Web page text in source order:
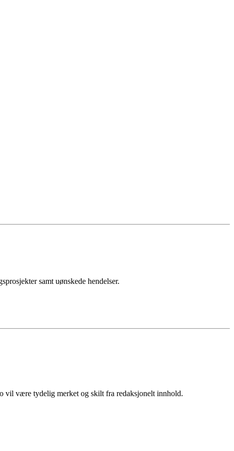
samt uønskede hendelser.
vil være tydelig merket og skilt fra redaksjonelt innhold.